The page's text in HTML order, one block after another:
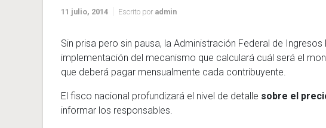
11 julio, 2014 Escrito por admin
Sin prisa pero sin pausa, la Administración Federal de
implementación del mecanismo que calculará cuál será el
que deberá pagar mensualmente cada contribuyente.
El fisco nacional profundizará el nivel de detalle sobre el
informar los responsables.